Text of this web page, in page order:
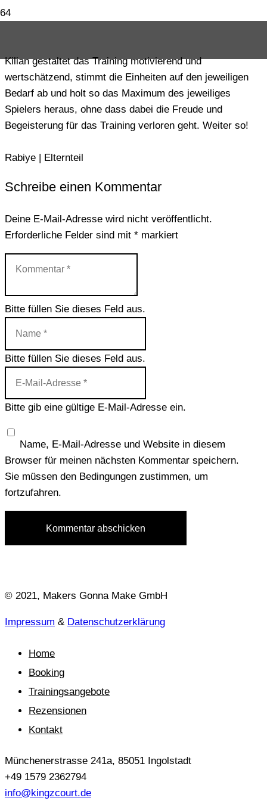
Kilian gestaltet das Training motivierend und
wertschätzend, stimmt die Einheiten auf den jeweiligen
Bedarf ab und holt so das Maximum des jeweiliges
Spielers heraus, ohne dass dabei die Freude und
Begeisterung für das Training verloren geht. Weiter so!
Rabiye | Elternteil
Schreibe einen Kommentar
Deine E-Mail-Adresse wird nicht veröffentlicht.
Erforderliche Felder sind mit * markiert
Bitte füllen Sie dieses Feld aus.
Bitte füllen Sie dieses Feld aus.
Bitte gib eine gültige E-Mail-Adresse ein.
Name, E-Mail-Adresse und Website in diesem
Browser für meinen nächsten Kommentar speichern.
Sie müssen den Bedingungen zustimmen, um
fortzufahren.
Kommentar abschicken
© 2021, Makers Gonna Make GmbH
Impressum & Datenschutzerklärung
Home
Booking
Trainingsangebote
Rezensionen
Kontakt
Münchenerstrasse 241a, 85051 Ingolstadt
+49 1579 2362794
info@kingzcourt.de